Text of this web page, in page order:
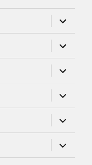
підменю
підменю
підменю
підменю
підменю
підменю